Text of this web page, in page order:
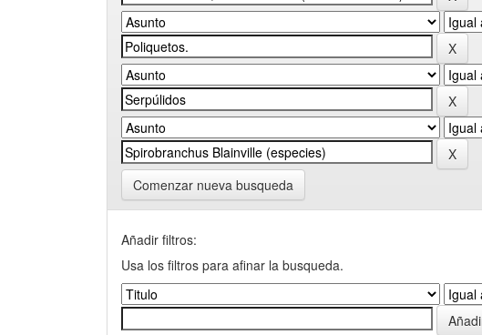
Comenzar nueva busqueda
Añadir filtros:
Usa los filtros para afinar la busqueda.